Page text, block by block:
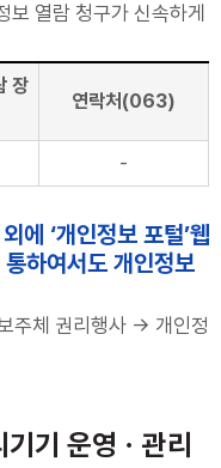
열람 청구가 신속하게
장
연락처(063)
-
에 ‘개인정보 포털’웹
여서도 개인정보
주체 권리행사 → 개인정
기 운영ㆍ관리